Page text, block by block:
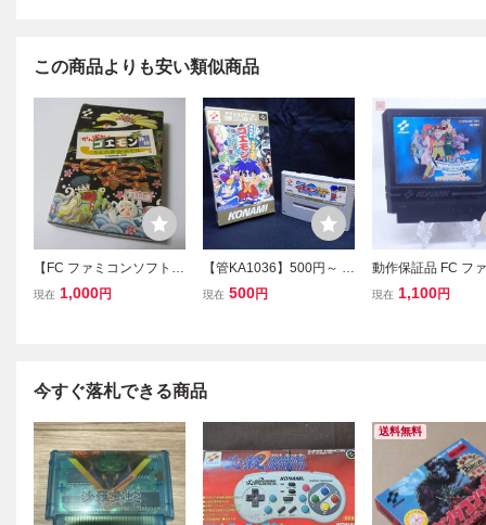
この商品よりも安い類似商品
【FC ファミコンソフト】
がんばれゴエモン外伝 き
現在 1,000円
【管KA1036】500円～ S
FC KONAMI コナミ がん
現在 500円
動作保証品 FC フ
ン ラグランジュポ
現在 1,100円
今すぐ落札できる商品
送料無料